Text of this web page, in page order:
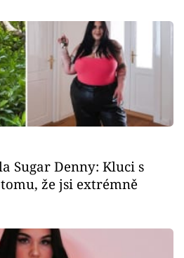
Sugar Denny: Kluci s
že jsi extrémně